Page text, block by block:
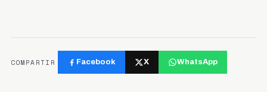
COMPARTIR Facebook X WhatsApp